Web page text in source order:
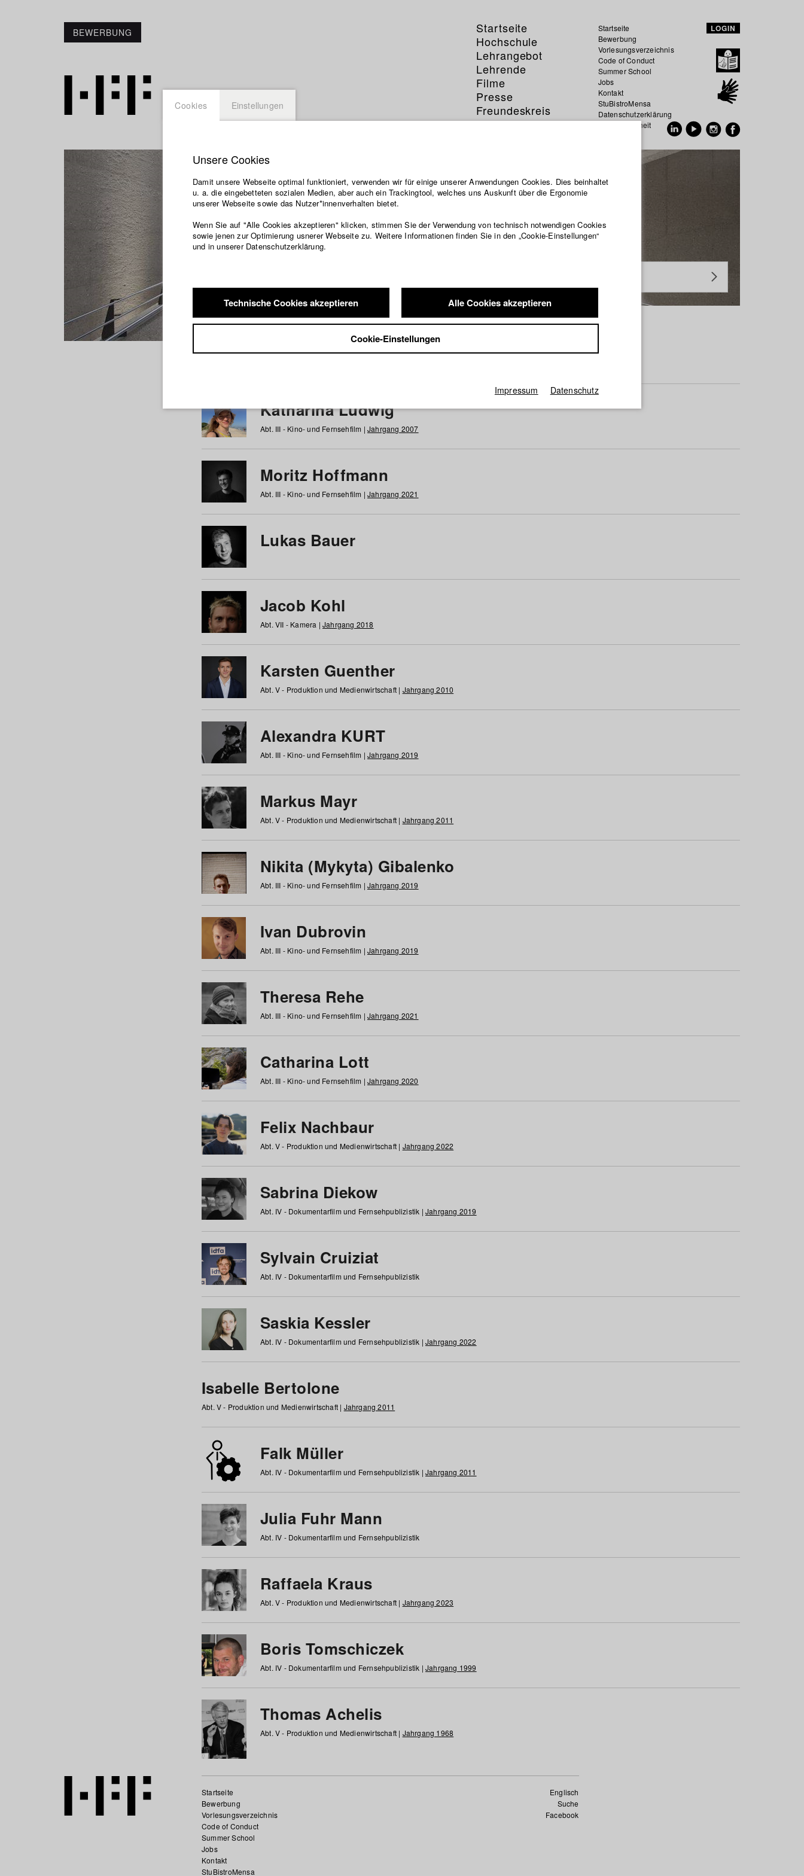
BEWERBUNG
Startseite
Hochschule
Lehrangebot
Lehrende
Filme
Presse
Freundeskreis
Service
Startseite
Bewerbung
Vorlesungsverzeichnis
Code of Conduct
Summer School
Jobs
Kontakt
StuBistroMensa
Datenschutzerklärung
Datensicherheit
LOGIN
Studierende / Alumni
a b c d e f g h i j k l m n o p q r s t u v w x y z Alle
Katharina Ludwig
Abt. III - Kino- und Fernsehfilm | Jahrgang 2007
Moritz Hoffmann
Abt. III - Kino- und Fernsehfilm | Jahrgang 2021
Lukas Bauer
Jacob Kohl
Abt. VII - Kamera | Jahrgang 2018
Karsten Guenther
Abt. V - Produktion und Medienwirtschaft | Jahrgang 2010
Alexandra KURT
Abt. III - Kino- und Fernsehfilm | Jahrgang 2019
Markus Mayr
Abt. V - Produktion und Medienwirtschaft | Jahrgang 2011
Nikita (Mykyta) Gibalenko
Abt. III - Kino- und Fernsehfilm | Jahrgang 2019
Ivan Dubrovin
Abt. III - Kino- und Fernsehfilm | Jahrgang 2019
Theresa Rehe
Abt. III - Kino- und Fernsehfilm | Jahrgang 2021
Catharina Lott
Abt. III - Kino- und Fernsehfilm | Jahrgang 2020
Felix Nachbaur
Abt. V - Produktion und Medienwirtschaft | Jahrgang 2022
Sabrina Diekow
Abt. IV - Dokumentarfilm und Fernsehpublizistik | Jahrgang 2019
Sylvain Cruiziat
Abt. IV - Dokumentarfilm und Fernsehpublizistik
Saskia Kessler
Abt. IV - Dokumentarfilm und Fernsehpublizistik | Jahrgang 2022
Isabelle Bertolone
Abt. V - Produktion und Medienwirtschaft | Jahrgang 2011
Falk Müller
Abt. IV - Dokumentarfilm und Fernsehpublizistik | Jahrgang 2011
Julia Fuhr Mann
Abt. IV - Dokumentarfilm und Fernsehpublizistik
Raffaela Kraus
Abt. V - Produktion und Medienwirtschaft | Jahrgang 2023
Boris Tomschiczek
Abt. IV - Dokumentarfilm und Fernsehpublizistik | Jahrgang 1999
Thomas Achelis
Abt. V - Produktion und Medienwirtschaft | Jahrgang 1968
Englisch
Suche
Facebook
Startseite
Bewerbung
Vorlesungsverzeichnis
Code of Conduct
Summer School
Jobs
Kontakt
StuBistroMensa
Cookies Einstellungen
Unsere Cookies
Damit unsere Webseite optimal funktioniert, verwenden wir für einige unserer Anwendungen Cookies. Dies beinhaltet
u. a. die eingebetteten sozialen Medien, aber auch ein Trackingtool, welches uns Auskunft über die Ergonomie
unserer Webseite sowie das Nutzer*innenverhalten bietet.
Wenn Sie auf "Alle Cookies akzeptieren" klicken, stimmen Sie der Verwendung von technisch notwendigen Cookies
sowie jenen zur Optimierung usnerer Webseite zu. Weitere Informationen finden Sie in den „Cookie-Einstellungen“
und in unserer Datenschutzerklärung.
Technische Cookies akzeptieren Alle Cookies akzeptieren
Cookie-Einstellungen
Impressum Datenschutz